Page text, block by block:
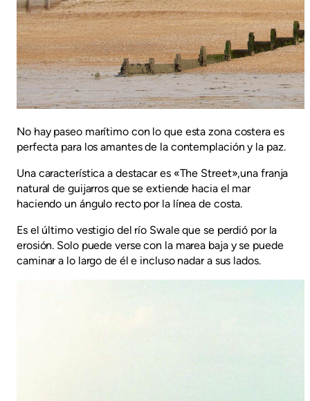
No hay paseo marítimo con lo que esta zona costera es
perfecta para los amantes de la contemplación y la paz.
Una característica a destacar es «The Street»,una franja
natural de guijarros que se extiende hacia el mar
haciendo un ángulo recto por la línea de costa.
Es el último vestigio del río Swale que se perdió por la
erosión. Solo puede verse con la marea baja y se puede
caminar a lo largo de él e incluso nadar a sus lados.